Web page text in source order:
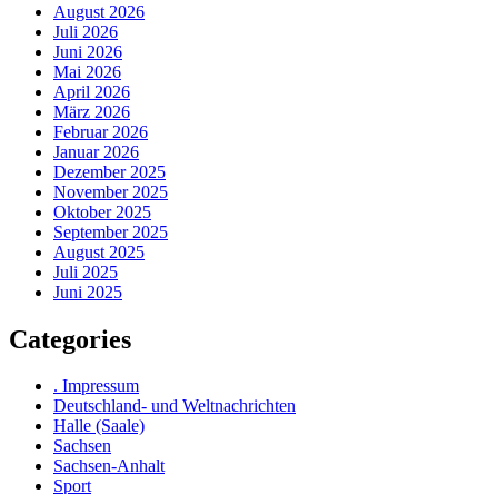
August 2026
Juli 2026
Juni 2026
Mai 2026
April 2026
März 2026
Februar 2026
Januar 2026
Dezember 2025
November 2025
Oktober 2025
September 2025
August 2025
Juli 2025
Juni 2025
Categories
. Impressum
Deutschland- und Weltnachrichten
Halle (Saale)
Sachsen
Sachsen-Anhalt
Sport